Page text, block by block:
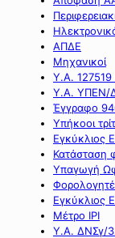
ΑΠΔΕ
Μηχανικοί
Υ.Α.
Υ.Α. ΥΠΕΝ/
Έγγραφο
Υπήκοοι
Εγκύκλιος
Κατάσταση
Υπαγωγή
Εγκύκλιος
Μέτρο IPI
Υ.Α. ΔΝΣγ/